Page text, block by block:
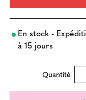
En stock -
à 15 jours
Quantité